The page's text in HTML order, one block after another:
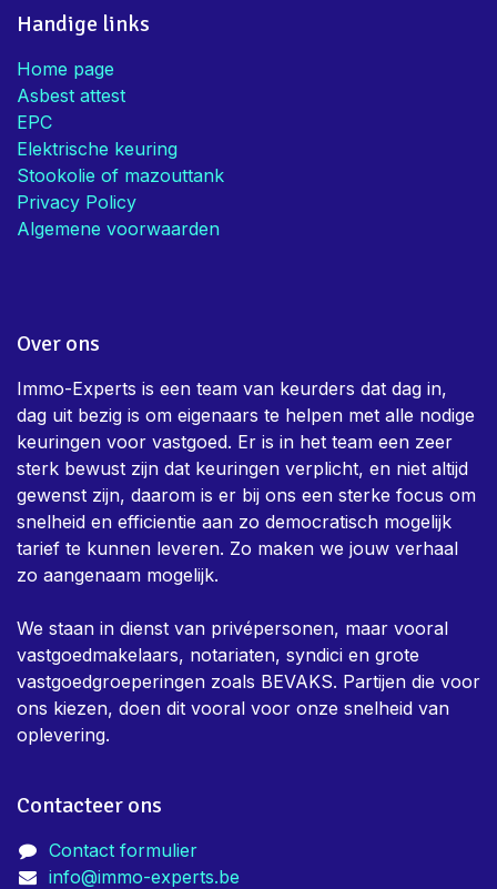
Handige links
Home page
Asbest attest
EPC
Elektrische keuring
Stookolie of mazouttank
Privacy Policy
Algemene voorwaarden
Over ons
Immo-Experts is een team van keurders dat dag in,
dag uit bezig is om eigenaars te helpen met alle nodige
keuringen voor vastgoed. Er is in het team een zeer
sterk bewust zijn dat keuringen verplicht, en niet altijd
gewenst zijn, daarom is er bij ons een sterke focus om
snelheid en efficientie aan zo democratisch mogelijk
tarief te kunnen leveren. Zo maken we jouw verhaal
zo aangenaam mogelijk.
We staan in dienst van privépersonen, maar vooral
vastgoedmakelaars, notariaten, syndici en grote
vastgoedgroeperingen zoals BEVAKS. Partijen die voor
ons kiezen, doen dit vooral voor onze snelheid van
oplevering.
Contacteer ons
Contact formulier
info@immo-experts.be